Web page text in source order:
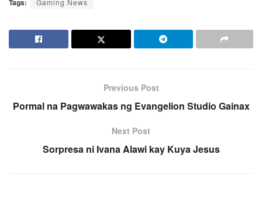
Tags: Gaming News
Previous Post
Pormal na Pagwawakas ng Evangelion Studio Gainax
Next Post
Sorpresa ni Ivana Alawi kay Kuya Jesus